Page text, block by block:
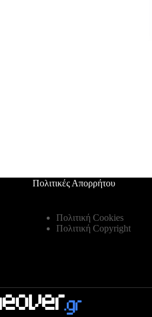
Πολιτικές Απορρήτου
Πολιτική Cookies
Πολιτική Copyright